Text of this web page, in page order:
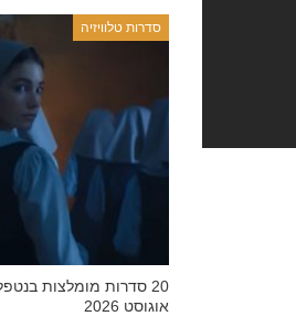
סדרות טלוויזיה
20 סדרות מומלצות
אוגוסט 2026